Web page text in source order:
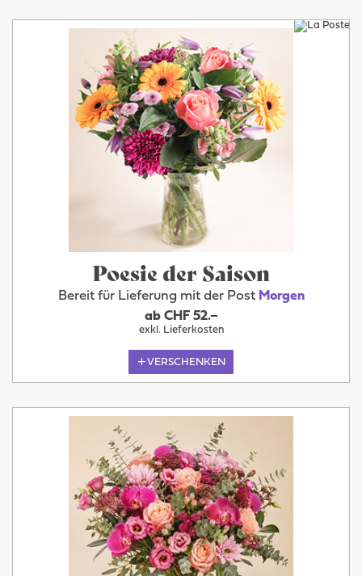
Poesie der Saison
Bereit für Lieferung mit der Post Morgen
ab CHF 52.–
exkl. Lieferkosten
VERSCHENKEN